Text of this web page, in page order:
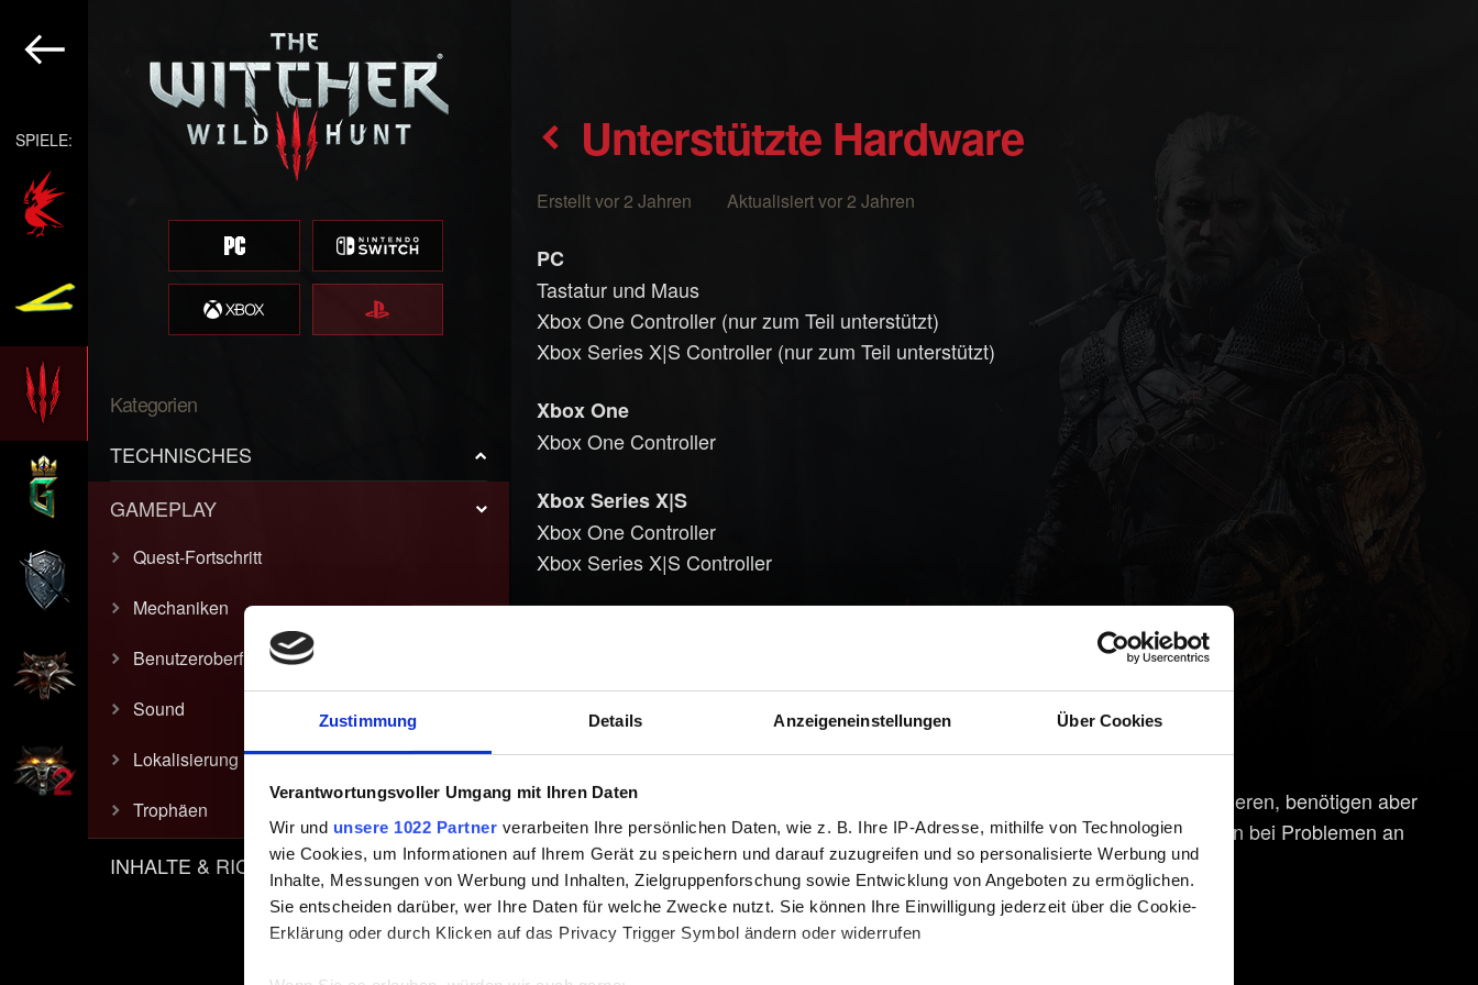
Zustimmung Details Anzeigeneinstellungen Über Cookies
Verantwortungsvoller Umgang mit Ihren Daten
Wir und unsere 1022 Partner verarbeiten Ihre persönlichen Daten, wie z. B. Ihre IP-Adresse, mithilfe von Technologien
wie Cookies, um Informationen auf Ihrem Gerät zu speichern und darauf zuzugreifen und so personalisierte Werbung und
Inhalte, Messungen von Werbung und Inhalten, Zielgruppenforschung sowie Entwicklung von Angeboten zu ermöglichen.
Sie entscheiden darüber, wer Ihre Daten für welche Zwecke nutzt. Sie können Ihre Einwilligung jederzeit über die Cookie-
Erklärung oder durch Klicken auf das Privacy Trigger Symbol ändern oder widerrufen
SPIELE:
Kategorien
TECHNISCHES
GAMEPLAY
Quest-Fortschritt
Mechaniken
Benutzeroberfläche & Grafik
Sound
Lokalisierung
Trophäen
INHALTE & RICHTLINIEN
Unterstützte Hardware
Erstellt vor 2 Jahren Aktualisiert vor 2 Jahren
PC
Tastatur und Maus
Xbox One Controller (nur zum Teil unterstützt)
Xbox Series X|S Controller (nur zum Teil unterstützt)
Xbox One
Xbox One Controller
Xbox Series X|S
Xbox One Controller
Xbox Series X|S Controller
PlayStation 5
Controller, die nicht offiziell unterstützt werden, können gegebenenfalls funktionieren, benötigen aber
unter Umständen Software von Drittanbietern. Bitte wende dich in solchen Fällen bei Problemen an
den Hersteller des Controllers.